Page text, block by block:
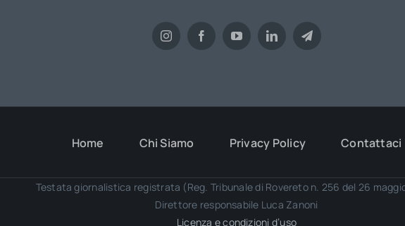
Home Chi Siamo Privacy Policy Contattaci
Testata giornalistica registrata (Reg. Tribunale di Rovereto n. 256 del 26
Direttore responsabile Luca Zanoni
Licenza e condizioni d’uso